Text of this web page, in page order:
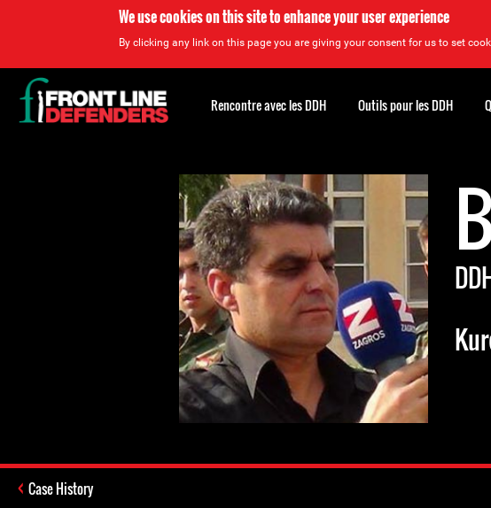
We use cookies on this site to enhance your user experience
By clicking any link on this page you are giving your consent for us to set
Case History
Back
to
top
Rencontre avec les DDH Outils pour les DDH